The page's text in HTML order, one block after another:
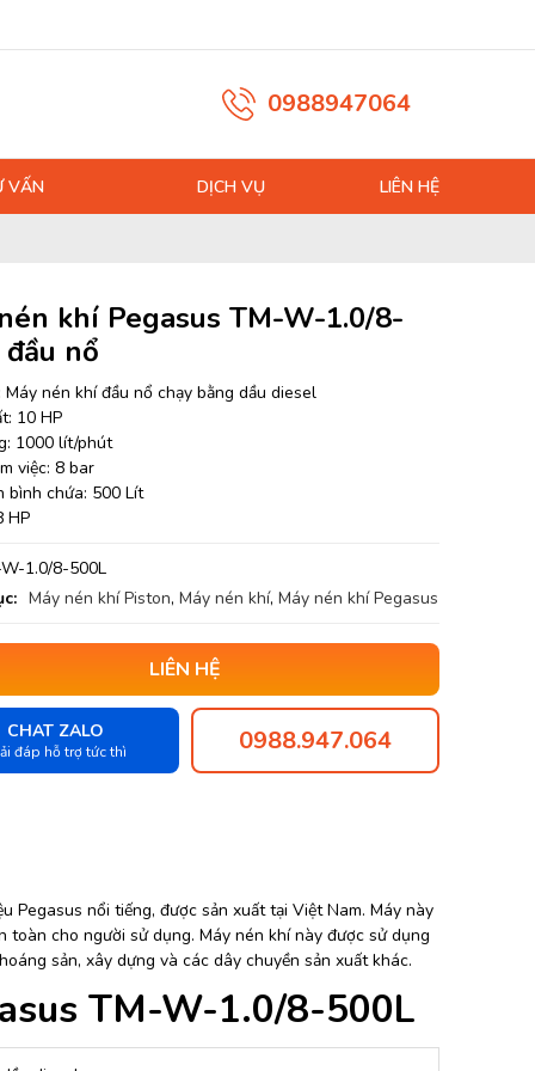
0988947064
VẤN DỊCH VỤ LIÊN HỆ
khí Pegasus TM-W-1.0/8-
nổ
Máy nén khí đầu nổ chạy bằng dầu diesel
10 HP
1000 lít/phút
việc: 8 bar
bình chứa: 500 Lít
HP
1.0/8-500L
Máy nén khí Piston, Máy nén khí, Máy nén khí Pegasus
LIÊN HỆ
CHAT ZALO
đáp hỗ trợ tức thì 0988.947.064
Pegasus nổi tiếng, được sản xuất tại Việt Nam. Máy này
cho người sử dụng. Máy nén khí này được sử dụng
sản, xây dựng và các dây chuyền sản xuất khác.
TM-W-1.0/8-500L